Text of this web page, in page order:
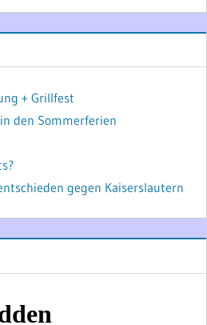
+ Grillfest
den Sommerferien
gegen Kaiserslautern